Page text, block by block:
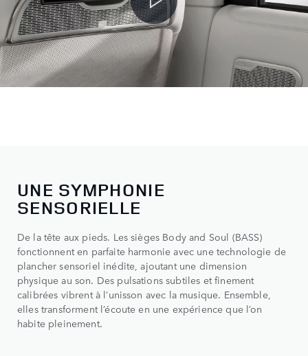
UNE SYMPHONIE
SENSORIELLE
De la tête aux pieds. Les sièges Body and Soul (BASS)
fonctionnent en parfaite harmonie avec une technologie de
plancher sensoriel inédite, ajoutant une dimension
physique au son. Des pulsations subtiles et finement
calibrées vibrent à l’unisson avec la musique. Ensemble,
elles transforment l’écoute en une expérience que l’on
habite pleinement.